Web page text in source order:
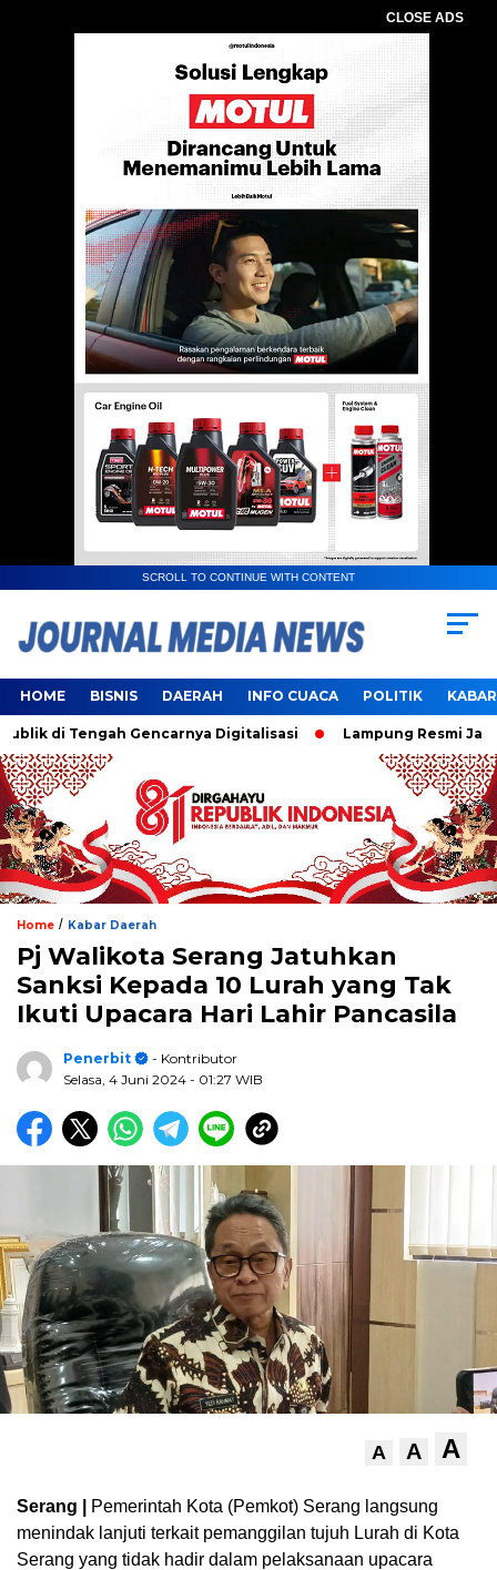
CLOSE ADS
SCROLL TO CONTINUE WITH CONTENT
HOME BISNIS DAERAH INFO CUACA POLITIK
di Tengah Gencarnya Digitalisasi Lampung Resmi Jadi
Home / Kabar Daerah
Pj Walikota Serang Jatuhkan
Sanksi Kepada 10 Lurah yang Tak
Ikuti Upacara Hari Lahir Pancasila
Penerbit
- Kontributor
Selasa, 4 Juni 2024 - 01:27 WIB
A A A
Serang |
Pemerintah Kota (Pemkot) Serang langsung
menindak lanjuti terkait pemanggilan tujuh Lurah di Kota
Serang yang tidak hadir dalam pelaksanaan upacara